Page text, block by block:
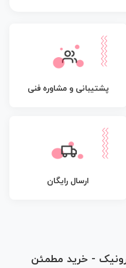
پشتیبانی و مشاوره فنی
ارسال رایگان
- خرید مطمئن